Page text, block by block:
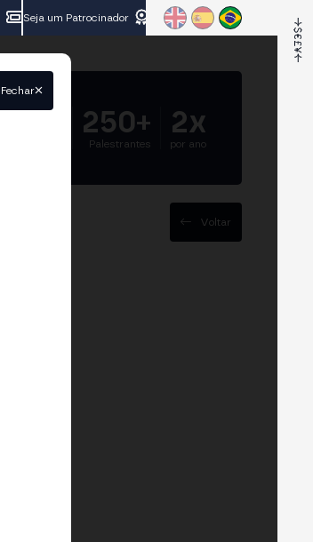
Seja um Patrocinador
250+
Palestrantes
2x
por ano
Voltar
Fechar